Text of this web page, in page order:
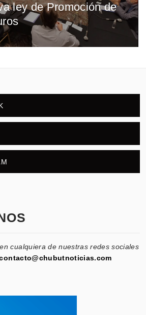
ley de Promoción de
en cualquiera de nuestras redes sociales